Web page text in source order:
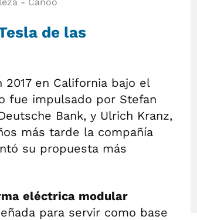
de las
en California bajo el
fue impulsado por Stefan
Bank, y Ulrich Kranz,
más tarde la compañía
su propuesta más
eléctrica modular
para servir como base